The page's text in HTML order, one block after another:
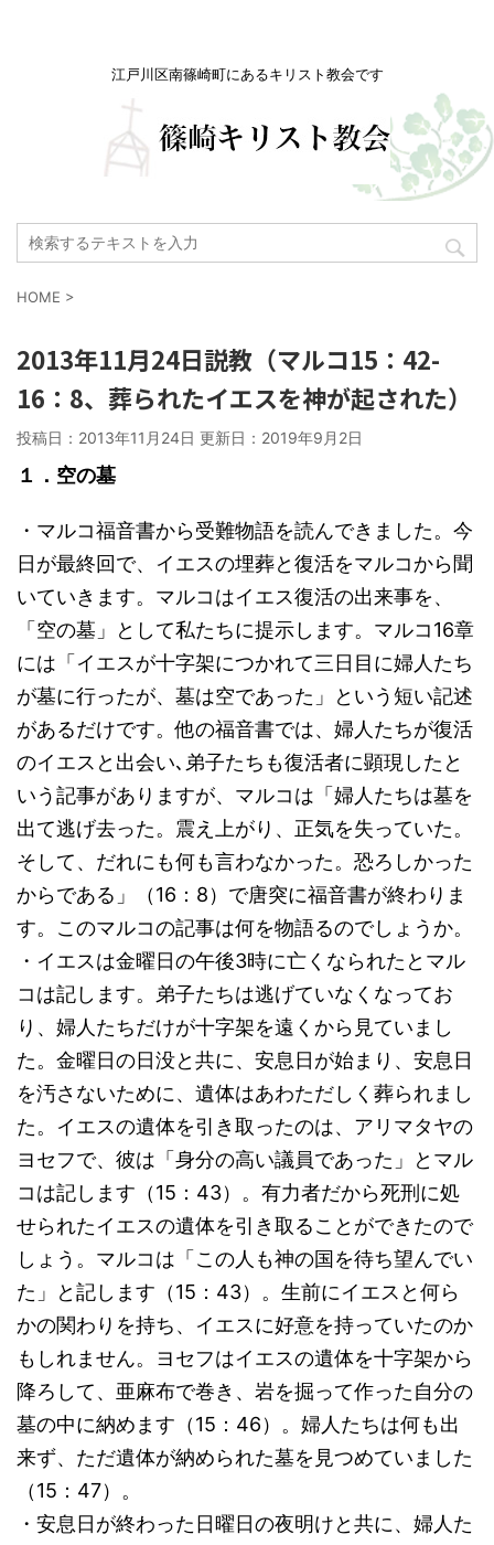
江戸川区南篠崎町にあるキリスト教会です
HOME >
2013年11月24日説教（マルコ15：42-
16：8、葬られたイエスを神が起された）
投稿日：2013年11月24日 更新日： 2019年9月2日
１．空の墓
・マルコ福音書から受難物語を読んできました。今
日が最終回で、イエスの埋葬と復活をマルコから聞
いていきます。マルコはイエス復活の出来事を、
「空の墓」として私たちに提示します。マルコ16章
には「イエスが十字架につかれて三日目に婦人たち
が墓に行ったが、墓は空であった」という短い記述
があるだけです。他の福音書では、婦人たちが復活
のイエスと出会い､弟子たちも復活者に顕現したと
いう記事がありますが、マルコは「婦人たちは墓を
出て逃げ去った。震え上がり、正気を失っていた。
そして、だれにも何も言わなかった。恐ろしかった
からである」（16：8）で唐突に福音書が終わりま
す。このマルコの記事は何を物語るのでしょうか。
・イエスは金曜日の午後3時に亡くなられたとマル
コは記します。弟子たちは逃げていなくなってお
り、婦人たちだけが十字架を遠くから見ていまし
た。金曜日の日没と共に、安息日が始まり、安息日
を汚さないために、遺体はあわただしく葬られまし
た。イエスの遺体を引き取ったのは、アリマタヤの
ヨセフで、彼は「身分の高い議員であった」とマル
コは記します（15：43）。有力者だから死刑に処
せられたイエスの遺体を引き取ることができたので
しょう。マルコは「この人も神の国を待ち望んでい
た」と記します（15：43）。生前にイエスと何ら
かの関わりを持ち、イエスに好意を持っていたのか
もしれません。ヨセフはイエスの遺体を十字架から
降ろして、亜麻布で巻き、岩を掘って作った自分の
墓の中に納めます（15：46）。婦人たちは何も出
来ず、ただ遺体が納められた墓を見つめていました
（15：47）。
・安息日が終わった日曜日の夜明けと共に、婦人た